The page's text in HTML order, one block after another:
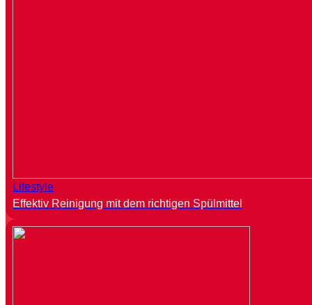
Lifestyle
Effektiv Reinigung mit dem richtigen Spülmittel